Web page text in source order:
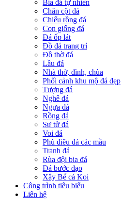
Bia đá tự nhiên
Chân cột đá
Chiếu rồng đá
Con giống đá
Đá ốp lát
Đồ đá trang trí
Đồ thờ đá
Lầu đá
Nhà thờ, đình, chùa
Phối cảnh khu mộ đá đẹp
Tượng đá
Nghê đá
Ngựa đá
Rồng đá
Sư tử đá
Voi đá
Phù điêu đá các mầu
Tranh đá
Rùa đội bia đá
Đá bước dạo
Xây Bể cá Koi
Công trình tiêu biểu
Liên hệ